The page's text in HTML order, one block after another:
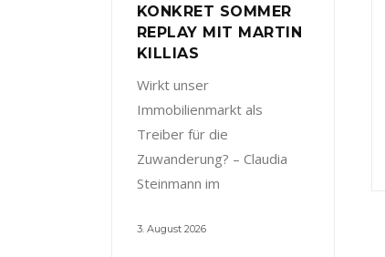
KONKRET SOMMER
REPLAY MIT MARTIN
KILLIAS
Wirkt unser
Immobilienmarkt als
Treiber für die
Zuwanderung? – Claudia
Steinmann im
3. August 2026